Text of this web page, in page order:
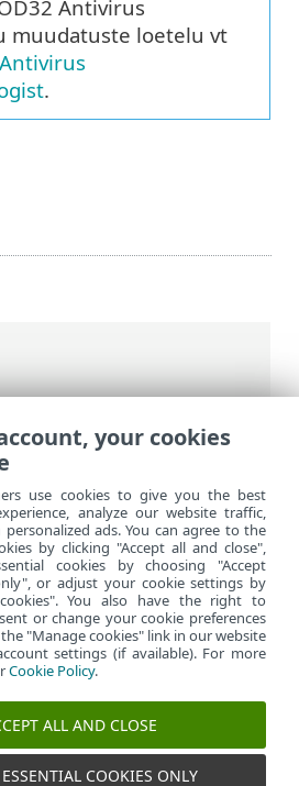
>ESET NOD32
NOD32 Antivirus>
Antivirus
muudatuste loetelu vt
.
mõeldud veebilehte
your cookies
use cookies to give you the best
analyze our website traffic,
ads. You can agree to the
by clicking "Accept all and close",
cookies by choosing "Accept
or adjust your cookie settings by
You also have the right to
or change your cookie preferences
"Manage cookies" link in our website
settings (if available). For more
Cookie Policy.
ALL AND CLOSE
COOKIES ONLY